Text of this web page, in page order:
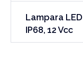
Lampara
IP68, 12 Vcc